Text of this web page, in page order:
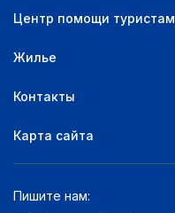
Центр помощи туристам
Жилье
Контакты
Карта сайта
Пишите нам: